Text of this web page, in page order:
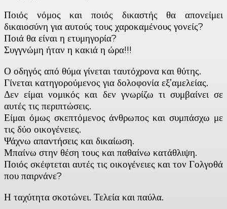
Ποιός νόμος και ποιός δικαστής θα απονείμει
δικαιοσύνη για αυτούς τους χαροκαμένους γονείς?
Ποιά θα είναι η ετυμηγορία?
Συγγνώμη ήταν η κακιά η ώρα!!!
Ο οδηγός από θύμα γίνεται ταυτόχρονα και θύτης.
Γίνεται κατηγορούμενος για δολοφονία εξ’αμελείας.
Δεν είμαι νομικός και δεν γνωρίζω τι συμβαίνει σε
αυτές τις περιπτώσεις.
Είμαι όμως σκεπτόμενος άνθρωπος και συμπάσχω με
τις δύο οικογένειες.
Ψάχνω απαντήσεις και δικαίωση.
Μπαίνω στην θέση τους και παθαίνω κατάθλιψη.
Ποιός σκέφτεται αυτές τις οικογένειες και τον Γολγοθά
που παιρνάνε?
Η ταχύτητα σκοτώνει. Τελεία και παύλα.